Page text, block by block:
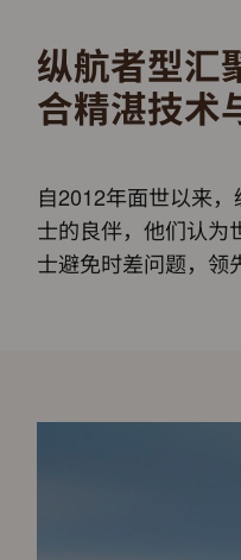
纵航者型汇
合精湛技术
自2012年面世以来
士的良伴，他们认为
士避免时差问题，领